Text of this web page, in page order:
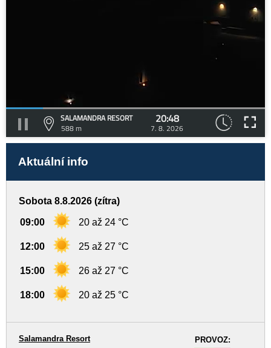
SALAMANDRA RESORT
588 m
20:48
7. 8. 2026
Aktuální info
Sobota 8.8.2026 (zítra)
09:00 20 až 24 °C
12:00 25 až 27 °C
15:00 26 až 27 °C
18:00 20 až 25 °C
PROVOZ:
Salamandra Resort